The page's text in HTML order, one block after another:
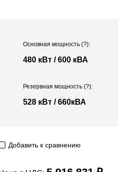
Основная мощность (?):
480 кВт / 600 кВА
Резервная мощность (?):
528 кВт / 660кВА
Добавить к сравнению